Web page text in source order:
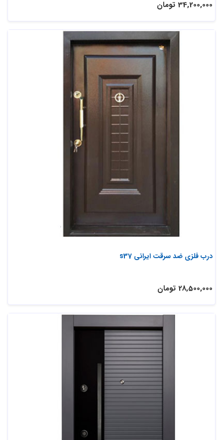
34,200,000 تومان
درب فلزی ضد سرقت ایرانی s37
28,500,000 تومان